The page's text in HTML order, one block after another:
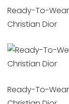
Ready-To-Wear,
Christian Dior
Ready-To-Wear,